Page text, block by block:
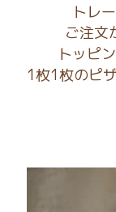
トレ
ご注文
トッピ
1枚1枚のピ